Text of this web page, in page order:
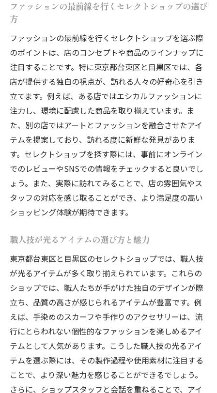
ファッションの最前線を行くセレクトショップの選び
方
ファッションの最前線を行くセレクトショップを選ぶ際
のポイントは、店のコンセプトや商品のラインナップに
注目することです。特に東京都台東区と目黒区では、各
店が提供する独自の視点が、訪れる人々の好奇心を引き
立てます。例えば、ある店ではエシカルファッションに
注力し、環境に配慮した商品を取り揃えています。ま
た、別の店ではアートとファッションを融合させたアイ
テムを提案しており、訪れる度に新鮮な発見がありま
す。セレクトショップを探す際には、事前にオンライン
でのレビューやSNSでの情報をチェックすると良いでし
ょう。また、実際に訪れてみることで、店の雰囲気やス
タッフの対応を感じ取ることができ、より満足度の高い
ショッピング体験が期待できます。
職人技が光るアイテムの選び方と魅力
東京都台東区と目黒区のセレクトショップでは、職人技
が光るアイテムが多く取り揃えられています。これらの
ショップでは、職人たちが手がけた独自のデザインが際
立ち、品質の高さが感じられるアイテムが豊富です。例
えば、手染めのスカーフや手作りのアクセサリーは、流
行にとらわれない個性的なファッションを楽しめるアイ
テムとして人気があります。こうした職人技の光るアイ
テムを選ぶ際には、その製作過程や使用素材に注目する
ことで、より深い魅力を感じることができるでしょう。
さらに、ショップスタッフと会話を重ねることで、アイ